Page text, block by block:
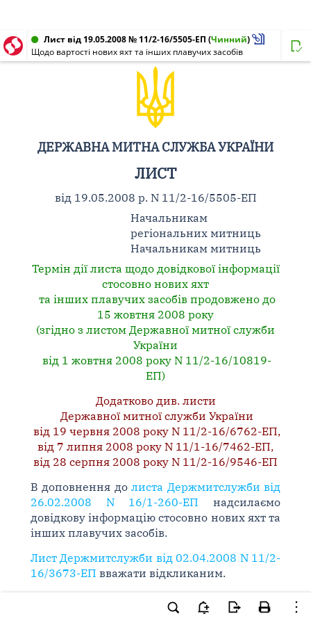
Лист від 19.05.2008 № 11/2-16/5505-ЕП (Чинний)
Щодо вартості нових яхт та інших плавучих засобів
ДЕРЖАВНА МИТНА СЛУЖБА УКРАЇНИ
ЛИСТ
від 19.05.2008 р. N 11/2-16/5505-ЕП
Начальникам
регіональних митниць
Начальникам митниць
Термін дії листа щодо довідкової інформації
стосовно нових яхт
та інших плавучих засобів продовжено до
15 жовтня 2008 року
(згідно з листом Державної митної служби
України
від 1 жовтня 2008 року N 11/2-16/10819-
ЕП)
Додатково див. листи
Державної митної служби України
від 19 червня 2008 року N 11/2-16/6762-ЕП,
від 7 липня 2008 року N 11/1-16/7462-ЕП,
від 28 серпня 2008 року N 11/2-16/9546-ЕП
В доповнення долиста Держмитслужби від
26.02.2008 N 16/1-260-ЕП надсилаємо
довідкову інформацію стосовно нових яхт та
інших плавучих засобів.
Лист Держмитслужби від 02.04.2008 N 11/2-
16/3673-ЕП вважати відкликаним.